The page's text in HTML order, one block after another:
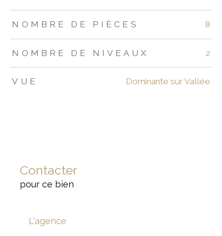
NOMBRE DE PIÈCES 8
NOMBRE DE NIVEAUX 2
VUE Dominante sur Vallée
Contacter
pour ce bien
L'agence